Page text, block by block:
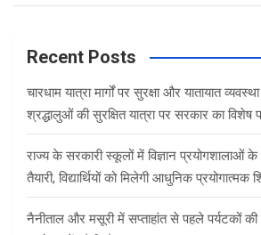
a
c
Recent Posts
चारधाम यात्रा मार्गों पर सुरक्षा और यातायात
श्रद्धालुओं की सुरक्षित यात्रा पर सरकार का
राज्य के सरकारी स्कूलों में विज्ञान प्रयोगशालाओं
तैयारी, विद्यार्थियों को मिलेगी आधुनिक प्रयोगात्मक
नैनीताल और मसूरी में सप्ताहांत से पहले पर्यटकों की